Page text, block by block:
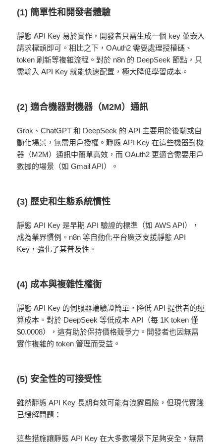
(1) 簡單性和開發者體驗
靜態 API Key 易於實作，開發者只需生成一個 key 並嵌入
請求標頭即可。相比之下，OAuth2 需要處理授權碼、
token 刷新等複雜流程。對於 n8n 的 DeepSeek 節點，只
需輸入 API Key 就能快速配置，極大降低學習成本。
(2) 適合機器對機器（M2M）通訊
Grok、ChatGPT 和 DeepSeek 的 API 主要用於後端或自
動化場景，無需用戶授權。靜態 API Key 在這些機器對機
器（M2M）通訊中簡單高效，而 OAuth2 更適合需要用戶
數據的場景（如 Gmail API）。
(3) 歷史和生態系統慣性
靜態 API Key 是早期 API 驗證的標準（如 AWS API），
成為業界慣例。n8n 等自動化平台廣泛支援靜態 API
Key，強化了其普及性。
(4) 成本與複雜性權衡
靜態 API Key 的伺服器端驗證簡單，降低 API 提供者的運
算成本。對於 DeepSeek 等低成本 API（每 1K token 僅
$0.0008），這有助於保持價格競爭力。開發者也因無需
實作複雜的 token 管理而受益。
(5) 安全性的可接受性
雖然靜態 API Key 長期有效可能有洩露風險，但現代實踐
已緩解問題：
這些措施讓靜態 API Key 在大多數場景下足夠安全，無需